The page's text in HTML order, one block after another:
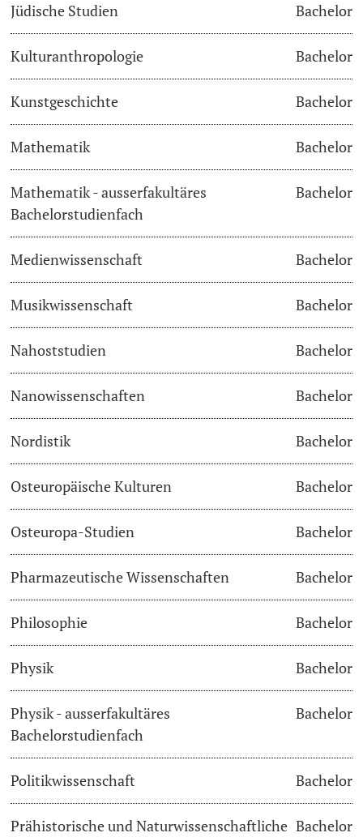
Koordinationsstelle für Geflüchtete
Beratungswegweiser
Lernen & Lehren
KI in Studium und Lehre
Digitales Lernen
Sprachenzentrum
Lernbörse
Lernräume
Jüdische Studien Bachelor
Kulturanthropologie Bachelor
Kunstgeschichte Bachelor
Mathematik Bachelor
Mathematik - ausserfakultäres
Bachelorstudienfach
Bachelor
Medienwissenschaft Bachelor
Musikwissenschaft Bachelor
Nahoststudien Bachelor
Nanowissenschaften Bachelor
Nordistik Bachelor
Osteuropäische Kulturen Bachelor
Osteuropa-Studien Bachelor
Pharmazeutische Wissenschaften Bachelor
Philosophie Bachelor
Physik Bachelor
Physik - ausserfakultäres
Bachelorstudienfach
Bachelor
Politikwissenschaft Bachelor
Prähistorische und Naturwissenschaftliche Bachelor